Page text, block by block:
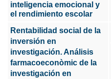
inteligencia emocional y
el rendimiento escolar
Rentabilidad social de la
inversión en
investigación. Análisis
farmacoeconòmic de la
investigación en